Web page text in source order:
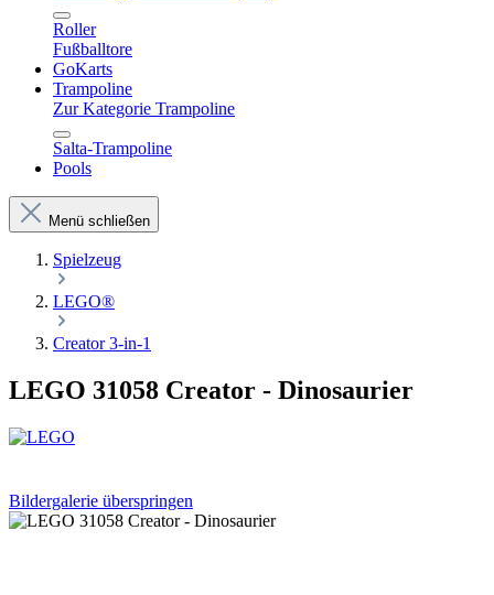
Roller
Fußballtore
GoKarts
Trampoline
Zur Kategorie Trampoline
Salta-Trampoline
Pools
Menü schließen
Spielzeug
LEGO®
Creator 3-in-1
LEGO 31058 Creator - Dinosaurier
Bildergalerie überspringen